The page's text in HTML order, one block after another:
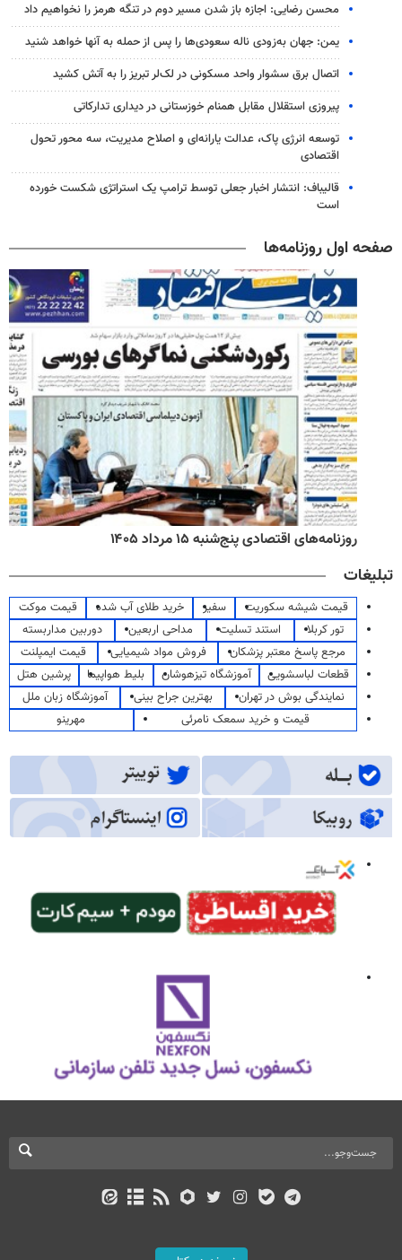
محسن رضایی: اجازه باز شدن مسیر دوم در تنگه هرمز را نخواهیم داد
یمن: جهان به‌زودی ناله سعودی‌ها را پس از حمله به آنها خواهد شنید
اتصال برق سشوار واحد مسکونی در لک‌لر تبریز را به آتش کشید
پیروزی استقلال مقابل همنام خوزستانی در دیداری تدارکاتی
توسعه انرژی پاک، عدالت یارانه‌ای و اصلاح مدیریت، سه محور تحول
اقتصادی
قالیباف: انتشار اخبار جعلی توسط ترامپ یک استراتژی شکست خورده
است
صفحه اول روزنامه‌ها
روزنامه‌های اقتصادی پنج‌شنبه ۱۵ مرداد ۱۴۰۵
تبلیغات
قیمت شیشه سکوریت سفیر خرید طلای آب شده
قیمت موکت
تور کربلا
استند تسلیت مداحی اربعین
دوربین مداربسته
مرجع پاسخ معتبر پزشکان
فروش مواد شیمیایی
قیمت ایمپلنت
قطعات لباسشویی
آموزشگاه تیزهوشان بلیط هواپیما
پرشین هتل
نمایندگی بوش در تهران
بهترین جراح بینی
آموزشگاه زبان ملل
قیمت و خرید سمعک نامرئی
مهرینو